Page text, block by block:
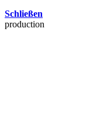
Schließen
production